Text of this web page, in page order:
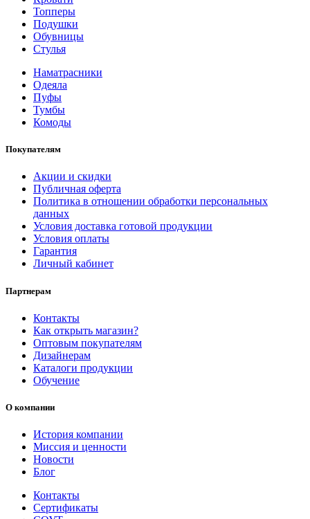
Топперы
Подушки
Обувницы
Стулья
Наматрасники
Одеяла
Пуфы
Тумбы
Комоды
Покупателям
Акции и скидки
Публичная оферта
Политика в отношении обработки персональных
данных
Условия доставка готовой продукции
Условия оплаты
Гарантия
Личный кабинет
Партнерам
Контакты
Как открыть магазин?
Оптовым покупателям
Дизайнерам
Каталоги продукции
Обучение
О компании
История компании
Миссия и ценности
Новости
Блог
Контакты
Сертификаты